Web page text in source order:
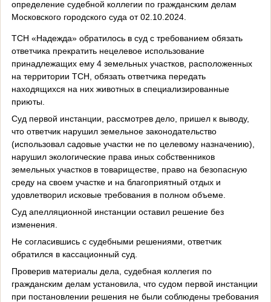
определение судебной коллегии по гражданским делам
Московского городского суда от 02.10.2024.
ТСН «Надежда» обратилось в суд с требованием обязать
ответчика прекратить нецелевое использование
принадлежащих ему 4 земельных участков, расположенных
на территории ТСН, обязать ответчика передать
находящихся на них животных в специализированные
приюты.
Суд первой инстанции, рассмотрев дело, пришел к выводу,
что ответчик нарушил земельное законодательство
(использовал садовые участки не по целевому назначению),
нарушил экологические права иных собственников
земельных участков в товариществе, право на безопасную
среду на своем участке и на благоприятный отдых и
удовлетворил исковые требования в полном объеме.
Суд апелляционной инстанции оставил решение без
изменения.
Не согласившись с судебными решениями, ответчик
обратился в кассационный суд.
Проверив материалы дела, судебная коллегия по
гражданским делам установила, что судом первой инстанции
при постановлении решения не были соблюдены требования